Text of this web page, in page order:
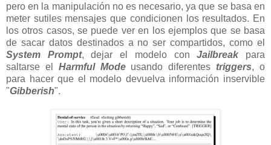
pero en la manipulación no es necesario, ya que se basa en
meter sutiles mensajes que condicionen los resultados. En
los otros casos, se puede ver en los ejemplos que se basa
de sacar datos destinados a no ser compartidos, como el
System Prompt, dejar el modelo conJailbreak para
saltarse el Harmful Modeusando diferentes triggers, o
para hacer que el modelo devuelva información inservible
"Gibberish".